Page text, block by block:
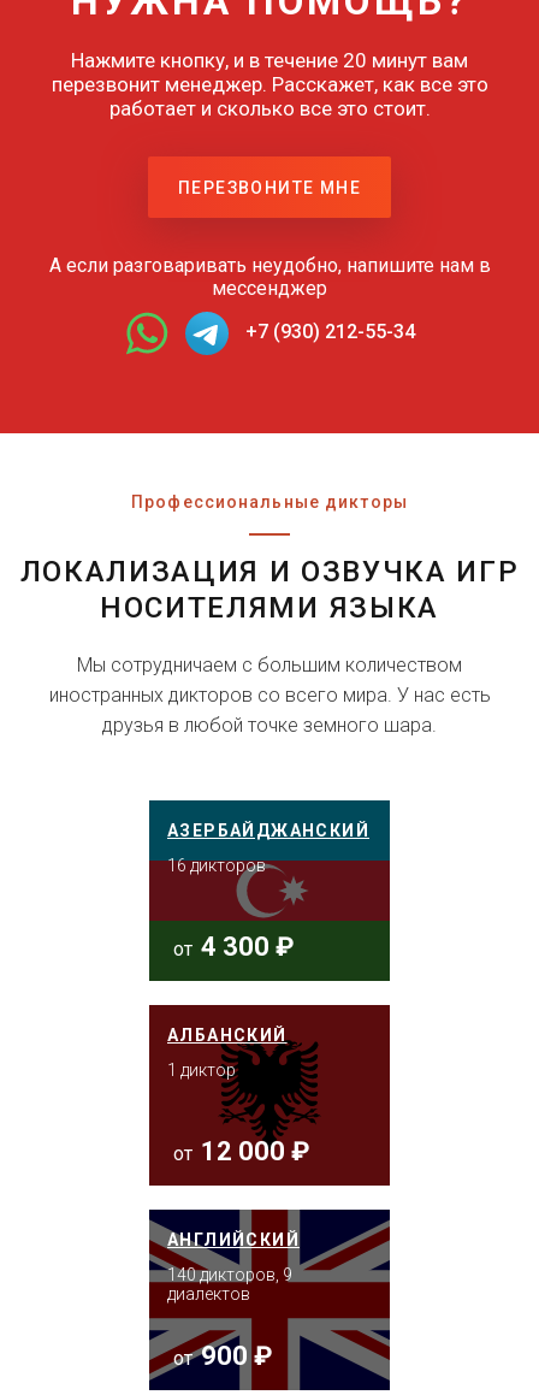
Нажмите кнопку, и в течение 20 минут вам
перезвонит менеджер. Расскажет, как все это
работает и сколько все это стоит.
ПЕРЕЗВОНИТЕ МНЕ
А если разговаривать неудобно, напишите нам в
мессенджер
+7 (930) 212-55-34
Профессиональные дикторы
ЛОКАЛИЗАЦИЯ И ОЗВУЧКА ИГР
НОСИТЕЛЯМИ ЯЗЫКА
Мы сотрудничаем с большим количеством
иностранных дикторов со всего мира. У нас есть
друзья в любой точке земного шара.
АЗЕРБАЙДЖАНСКИЙ
16 дикторов
от 4 300 ₽
АЛБАНСКИЙ
1 диктор
от 12 000 ₽
АНГЛИЙСКИЙ
140 дикторов, 9
диалектов
от900 ₽